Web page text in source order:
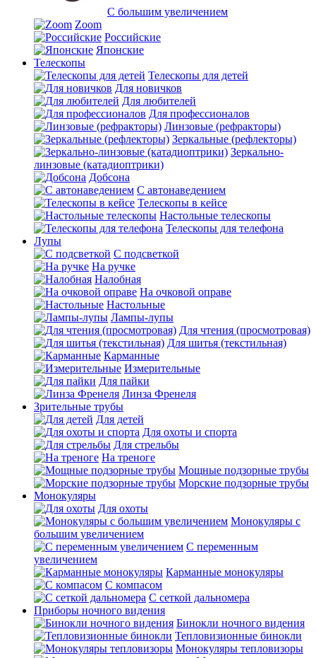
С большим увеличением
Zoom
Российские
Японские
Телескопы
Телескопы для детей
Для новичков
Для любителей
Для профессионалов
Линзовые (рефракторы)
Зеркальные (рефлекторы)
Зеркально-
линзовые (катадиоптрики)
Добсона
С автонаведением
Телескопы в кейсе
Настольные телескопы
Телескопы для телефона
Лупы
С подсветкой
На ручке
Налобная
На очковой оправе
Настольные
Лампы-лупы
Для чтения (просмотровая)
Для шитья (текстильная)
Карманные
Измерительные
Для пайки
Линза Френеля
Зрительные трубы
Для детей
Для охоты и спорта
Для стрельбы
На треноге
Мощные подзорные трубы
Морские подзорные трубы
Монокуляры
Для охоты
Монокуляры с
большим увеличением
С переменным
увеличением
Карманные монокуляры
С компасом
С сеткой дальномера
Приборы ночного видения
Бинокли ночного видения
Тепловизионные бинокли
Монокуляры тепловизоры